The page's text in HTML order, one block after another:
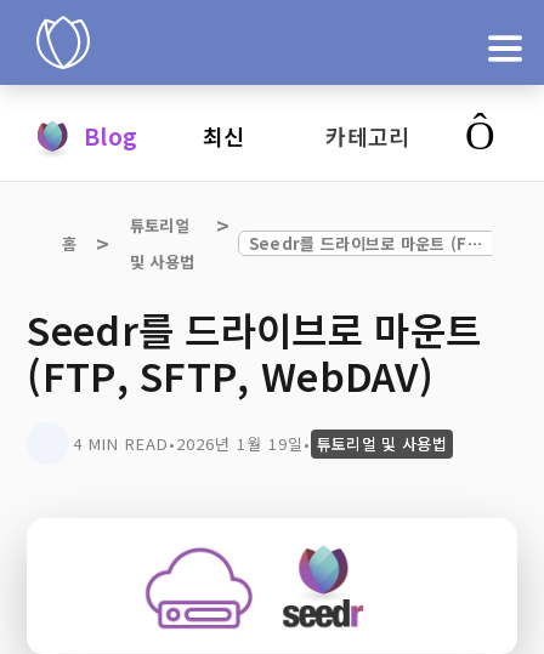
지금 시도
Blog 최신 카테고리
홈
튜토리얼
및 사용법
Seedr를 드라이브로 마운트 (FTP, SFTP, WebDAV)
Seedr를 드라이브로 마운트
(FTP, SFTP, WebDAV)
4 MIN READ•2026년 1월 19일 • 튜토리얼 및 사용법